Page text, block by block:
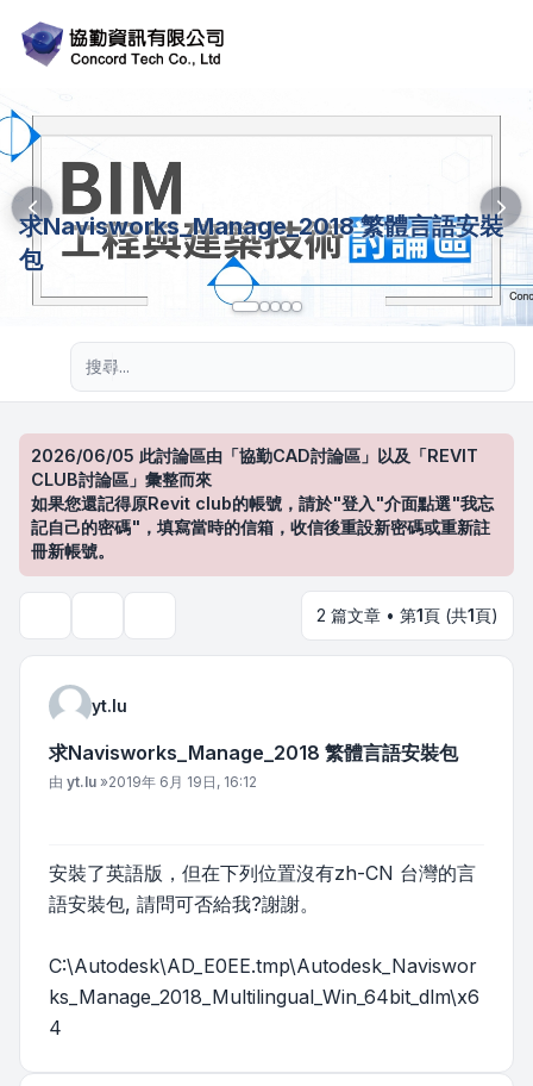
求Navisworks_Manage_2018 繁體言語安裝
包
2026/06/05 此討論區由「協勤CAD討論區」以及「REVIT
CLUB討論區」彙整而來
如果您還記得原Revit club的帳號，請於"登入"介面點選"我忘
記自己的密碼"，填寫當時的信箱，收信後重設新密碼或重新註
冊新帳號。
2 篇文章 • 第1頁 (共1頁)
yt.lu
求Navisworks_Manage_2018 繁體言語安裝包
文章
由 yt.lu »2019年 6月 19日, 16:12
安裝了英語版，但在下列位置沒有zh-CN 台灣的言
語安裝包, 請問可否給我?謝謝。
C:\Autodesk\AD_E0EE.tmp\Autodesk_Naviswor
ks_Manage_2018_Multilingual_Win_64bit_dlm\x6
4